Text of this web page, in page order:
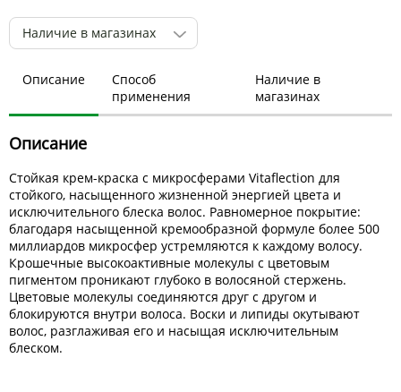
Наличие в магазинах
Описание
Способ
применения
Наличие в
магазинах
Описание
Стойкая крем-краска с микросферами Vitaflection для
стойкого, насыщенного жизненной энергией цвета и
исключительного блеска волос. Равномерное покрытие:
благодаря насыщенной кремообразной формуле более 500
миллиардов микросфер устремляются к каждому волосу.
Крошечные высокоактивные молекулы с цветовым
пигментом проникают глубоко в волосяной стержень.
Цветовые молекулы соединяются друг с другом и
блокируются внутри волоса. Воски и липиды окутывают
волос, разглаживая его и насыщая исключительным
блеском.